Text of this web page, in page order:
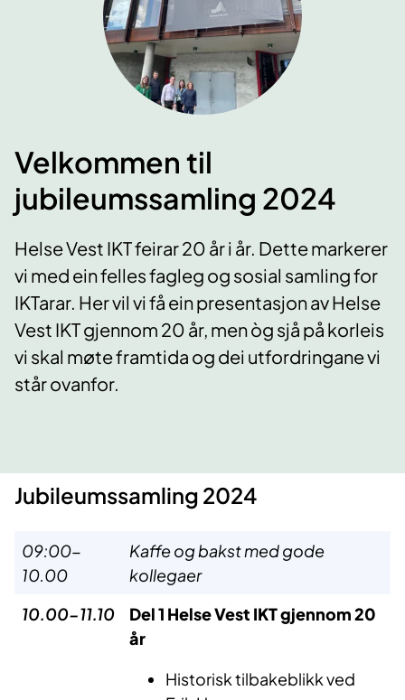
Velkommen til
jubileumssamling 2024
Helse Vest IKT feirar 20 år i år. Dette markerer
vi med ein felles fagleg og sosial samling for
IKTarar. Her vil vi få ein presentasjon av Helse
Vest IKT gjennom 20 år, men òg sjå på korleis
vi skal møte framtida og dei utfordringane vi
står ovanfor.
Jubileumssamling 2024
09:00-
10.00
Kaffe og bakst med gode
kollegaer
10.00-11.10
Del 1 Helse Vest IKT gjennom 20
år
Historisk tilbakeblikk ved